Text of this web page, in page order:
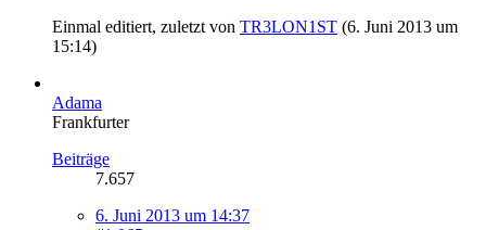
Einmal editiert, zuletzt von TR3LON1ST (6. Juni 2013 um
15:14)
Adama
Frankfurter
Beiträge
7.657
6. Juni 2013 um 14:37